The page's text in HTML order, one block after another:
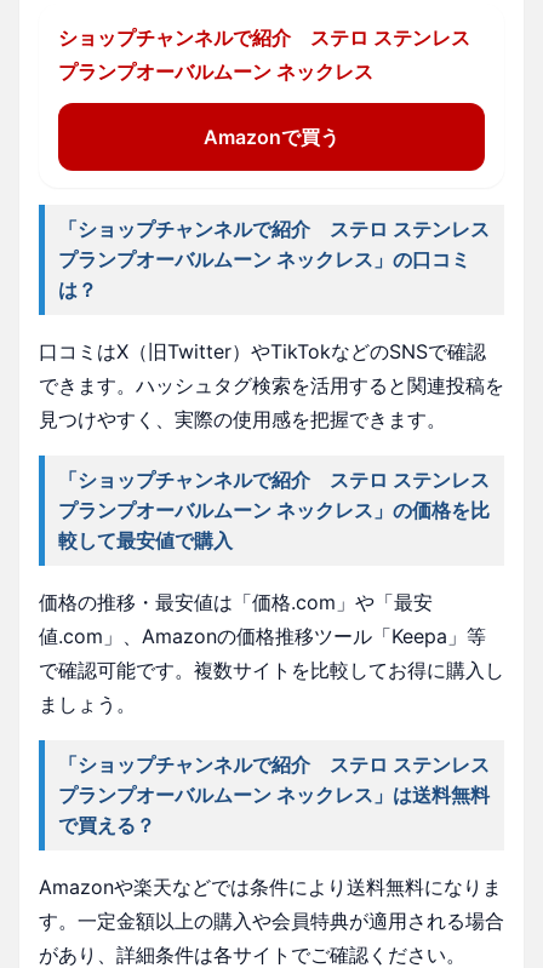
ショップチャンネルで紹介 ステロ ステンレス
プランプオーバルムーン ネックレス
Amazonで買う
「ショップチャンネルで紹介 ステロ ステンレス
プランプオーバルムーン ネックレス」の口コミ
は？
口コミはX（旧Twitter）やTikTokなどのSNSで確認
できます。ハッシュタグ検索を活用すると関連投稿を
見つけやすく、実際の使用感を把握できます。
「ショップチャンネルで紹介 ステロ ステンレス
プランプオーバルムーン ネックレス」の価格を比
較して最安値で購入
価格の推移・最安値は「価格.com」や「最安
値.com」、Amazonの価格推移ツール「Keepa」等
で確認可能です。複数サイトを比較してお得に購入し
ましょう。
「ショップチャンネルで紹介 ステロ ステンレス
プランプオーバルムーン ネックレス」は送料無料
で買える？
Amazonや楽天などでは条件により送料無料になりま
す。一定金額以上の購入や会員特典が適用される場合
があり、詳細条件は各サイトでご確認ください。